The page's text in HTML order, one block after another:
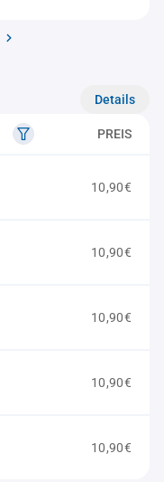
Details
PREIS
10,90€
10,90€
10,90€
10,90€
10,90€